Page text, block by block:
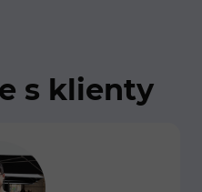
s klienty